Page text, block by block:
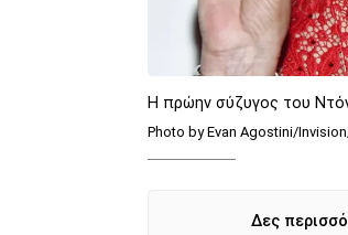
H πρώην σύζυγος του
Photo by Evan Agostini/
Δες